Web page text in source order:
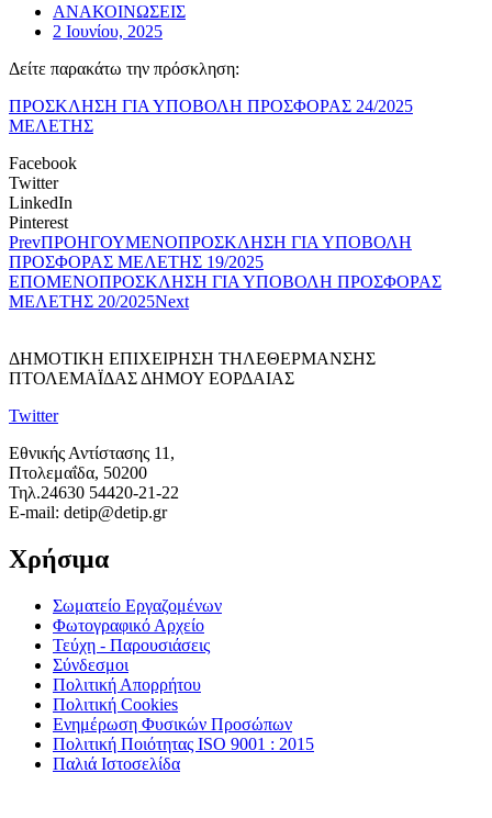
ΑΝΑΚΟΙΝΩΣΕΙΣ
2 Ιουνίου, 2025
Δείτε παρακάτω την πρόσκληση:
ΠΡΟΣΚΛΗΣΗ ΓΙΑ ΥΠΟΒΟΛΗ ΠΡΟΣΦΟΡΑΣ 24/2025
ΜΕΛΕΤΗΣ
Facebook
Twitter
LinkedIn
Pinterest
PrevΠΡΟΗΓΟΥΜΕΝΟΠΡΟΣΚΛΗΣΗ ΓΙΑ ΥΠΟΒΟΛΗ
ΠΡΟΣΦΟΡΑΣ ΜΕΛΕΤΗΣ 19/2025
ΕΠΟΜΕΝΟΠΡΟΣΚΛΗΣΗ ΓΙΑ ΥΠΟΒΟΛΗ ΠΡΟΣΦΟΡΑΣ
ΜΕΛΕΤΗΣ 20/2025Next
ΔΗΜΟΤΙΚΗ ΕΠΙΧΕΙΡΗΣΗ ΤΗΛΕΘΕΡΜΑΝΣΗΣ
ΠΤΟΛΕΜΑΪΔΑΣ ΔΗΜΟΥ ΕΟΡΔΑΙΑΣ
Twitter
Εθνικής Αντίστασης 11,
Πτολεμαΐδα, 50200
Τηλ.24630 54420-21-22
E-mail: detip@detip.gr
Χρήσιμα
Σωματείο Εργαζομένων
Φωτογραφικό Αρχείο
Τεύχη - Παρουσιάσεις
Σύνδεσμοι
Πολιτική Απορρήτου
Πολιτική Cookies
Ενημέρωση Φυσικών Προσώπων
Πολιτική Ποιότητας ISO 9001 : 2015
Παλιά Ιστοσελίδα